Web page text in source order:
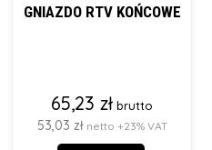
GNIAZDO RTV KOŃCOWE
65,23 zł brutto
53,03 zł netto +23% VAT